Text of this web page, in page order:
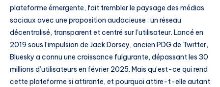
plateforme émergente, fait trembler le paysage des médias
sociaux avec une proposition audacieuse : un réseau
décentralisé, transparent et centré sur l’utilisateur. Lancé en
2019 sous l’impulsion de Jack Dorsey, ancien PDG de Twitter,
Bluesky a connu une croissance fulgurante, dépassant les 30
millions d’utilisateurs en février 2025. Mais qu’est-ce qui rend
cette plateforme si attirante, et pourquoi attire-t-elle autant